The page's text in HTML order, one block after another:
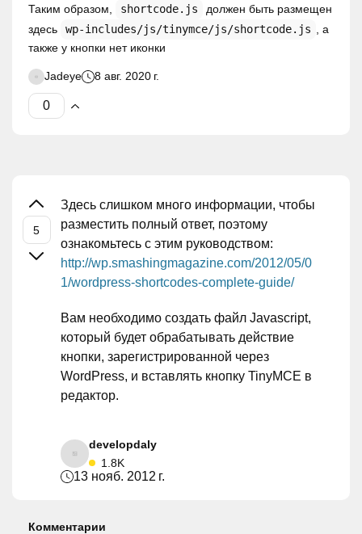
Таким образом, shortcode.js
должен быть размещен
здесь
wp-includes/js/tinymce/js/shortcode.js
, а
также у кнопки нет иконки
Jadeye 8 авг. 2020 г.
Здесь слишком много информации, чтобы
разместить полный ответ, поэтому
ознакомьтесь с этим руководством:
http://wp.smashingmagazine.com/2012/05/0
1/wordpress-shortcodes-complete-guide/
Вам необходимо создать файл Javascript,
который будет обрабатывать действие
кнопки, зарегистрированной через
WordPress, и вставлять кнопку TinyMCE в
редактор.
developdaly
1.8K
13 нояб. 2012 г.
Комментарии